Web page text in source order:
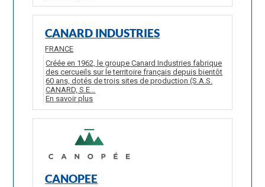
CANARD INDUSTRIES
FRANCE
Créée en 1962, le groupe Canard Industries fabrique
des cercueils sur le territoire français depuis bientôt
60 ans, dotés de trois sites de production (S.A.S.
CANARD, S.E...
En savoir plus
CANOPEE